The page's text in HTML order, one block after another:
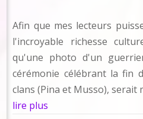
Afin que mes lecteurs
l'incroyable richesse
qu'une photo d'un
cérémonie célébrant la fin
clans (Pina et Musso), serait
lire plus